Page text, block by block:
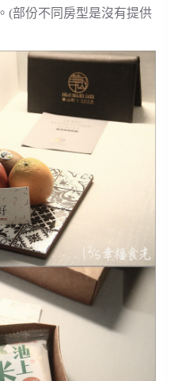
(部份不同房型是沒有提供